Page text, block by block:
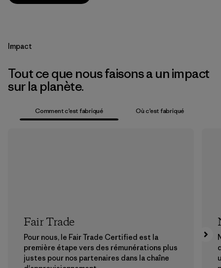
Impact
Tout ce que nous faisons a un impact
sur la planète.
Comment c’est fabriqué Où c’est fabriqué
Fair Trade
Pour nous, le Fair Trade Certified est la
première étape vers des rémunérations plus
justes pour nos partenaires dans la chaîne